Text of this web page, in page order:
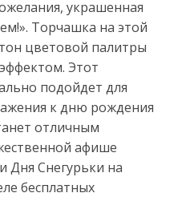
украшенная
Торчашка на этой
цветовой палитры
Этот
подойдет для
к дню рождения
отличным
афише
Дня Снегурьки на
бесплатных